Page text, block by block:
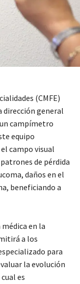
(CMFE)
dirección general
campímetro
equipo
campo visual
de pérdida
daños en el
beneficiando a
en la
a los
para
la evolución
es